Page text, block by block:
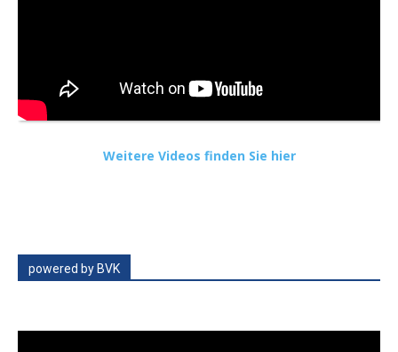
Weitere Videos finden Sie hier
powered by BVK